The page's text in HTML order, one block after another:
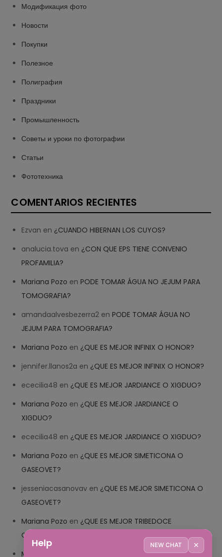
Модификация фото
Новости
Покупки
Полезное
Полиграфия
Праздники
Промышленность
Советы и уроки по фотографии
Статьи
Фототехника
COMENTARIOS RECIENTES
Ezvan en ¿CUANDO HIBERNAN LOS CUYOS?
analucia.tova en ¿CON QUE EPS TIENE CONVENIO
PROFAMILIA?
Mariana Pozo enPODE TOMAR ÁGUA NO JEJUM PARA
TOMOGRAFIA?
amandaalvesbezerra2 enPODE TOMAR ÁGUA NO
JEJUM PARA TOMOGRAFIA?
Mariana Pozo en ¿QUE ES MEJOR INFINIX O HONOR?
jennifer.llanos2a en ¿QUE ES MEJOR INFINIX O HONOR?
ececilia48 en ¿QUE ES MEJOR JARDIANCE O XIGDUO?
Mariana Pozo en ¿QUE ES MEJOR JARDIANCE O
XIGDUO?
ececilia48 en ¿QUE ES MEJOR JARDIANCE O XIGDUO?
Mariana Pozo en ¿QUE ES MEJOR SIMETICONA O
GASEOVET?
jesseniacasanovav en ¿QUE ES MEJOR SIMETICONA O
GASEOVET?
Mariana Pozo en ¿QUE ES MEJOR TRIBEDOCE
COMPUESTO O TRIBEDOCE DX?
Mariana Pozo
¿QUE ES MEJOR TRIBEDOCE
Help NEW CHAT ✕